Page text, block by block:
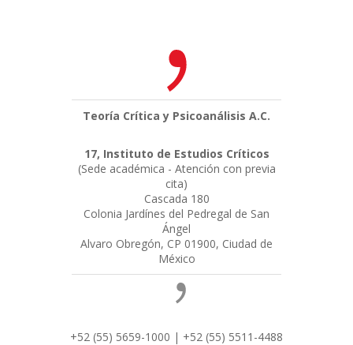
Teoría Crítica y Psicoanálisis A.C.
17, Instituto de Estudios Críticos
(Sede académica - Atención con previa
cita)
Cascada 180
Colonia Jardínes del Pedregal de San
Ángel
Alvaro Obregón, CP 01900, Ciudad de
México
+52 (55) 5659-1000 | +52 (55) 5511-4488